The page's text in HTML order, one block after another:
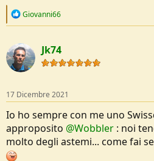
R
c
t
i
o
s
:
Giovanni66
Jk74
17 Dicembre 2021
Io ho sempre con me uno
approposito @Wobbler : noi
molto degli astemi... come fai